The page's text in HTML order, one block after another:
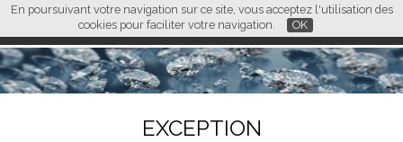
En poursuivant votre navigation sur ce site, vous acceptez l'utilisation des
cookies pour faciliter votre navigation.
OK
FR EN CN
L M
EXCEPTION